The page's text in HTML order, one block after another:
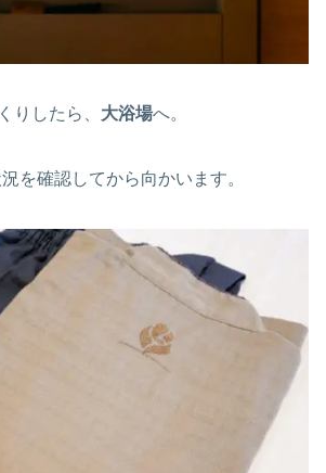
りしたら、 大浴場へ。
を確認してから向かいます。